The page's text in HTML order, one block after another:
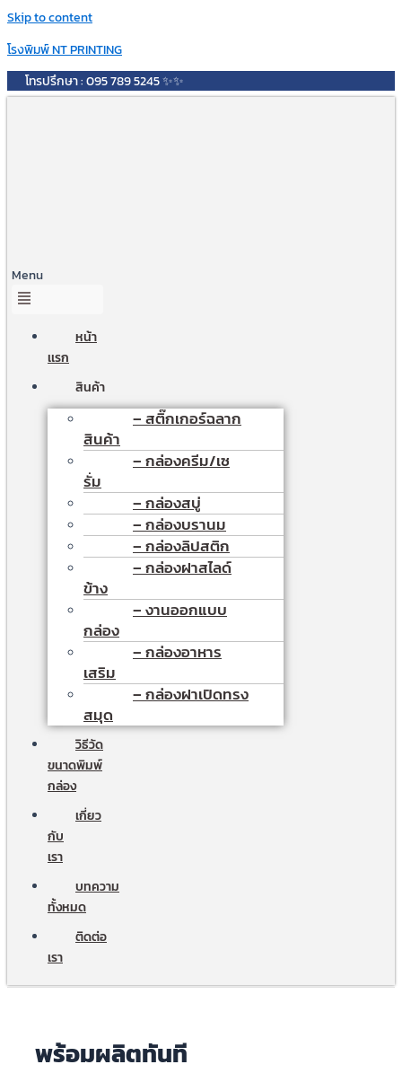
Skip to content
โรงพิมพ์ NT PRINTING
โทรปรึกษา : 095 789 5245 ✨✨
Menu
หน้า
เเรก
สินค้า
– สติ๊กเกอร์ฉลาก
สินค้า
– กล่องครีม/เซ
รั่ม
– กล่องสบู่
– กล่องบรานม
– กล่องลิปสติก
– กล่องฝาสไลด์
ข้าง
– งานออกแบบ
กล่อง
– กล่องอาหาร
เสริม
– กล่องฝาเปิดทรง
สมุด
วิธีวัด
ขนาดพิมพ์
กล่อง
เกี่ยว
กับ
เรา
บทความ
ทั้งหมด
ติดต่อ
เรา
พร้อมผลิตทันที